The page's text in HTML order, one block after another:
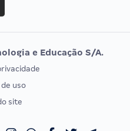
Vunesp
EXAME DE ORDEM
Calendário OAB
e Educação S/A.
uso
site